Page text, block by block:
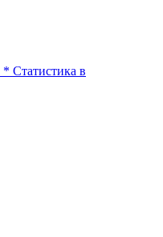
* Статистика в